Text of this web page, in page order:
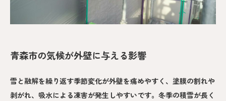
青森市の気候が外壁に与える影響
雪と融解を繰り返す季節変化が外壁を痛めやすく、塗膜の割れや
剥がれ、吸水による凍害が発生しやすいです。冬季の積雪が長く